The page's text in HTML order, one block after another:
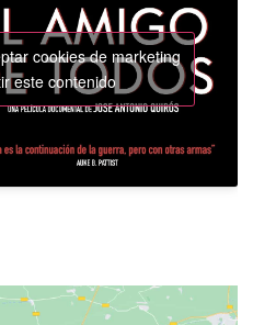
cookies de marketing
este contenido